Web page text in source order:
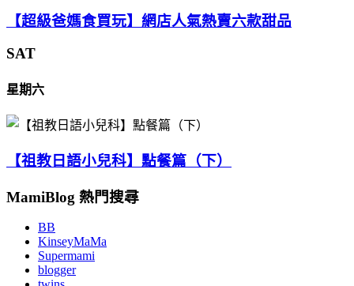
【超級爸媽食買玩】網店人氣熱賣六款甜品
SAT
星期六
【祖教日語小兒科】點餐篇（下）
MamiBlog 熱門搜尋
BB
KinseyMaMa
Supermami
blogger